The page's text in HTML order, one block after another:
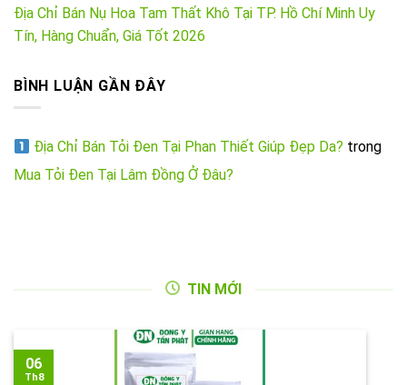
Địa Chỉ Bán Nụ Hoa Tam Thất Khô Tại TP. Hồ Chí Minh Uy
Tín, Hàng Chuẩn, Giá Tốt 2026
BÌNH LUẬN GẦN ĐÂY
Địa Chỉ Bán Tỏi Đen Tại Phan Thiết Giúp Đẹp Da? trong
Mua Tỏi Đen Tại Lâm Đồng Ở Đâu?
TIN MỚI
06
Th8